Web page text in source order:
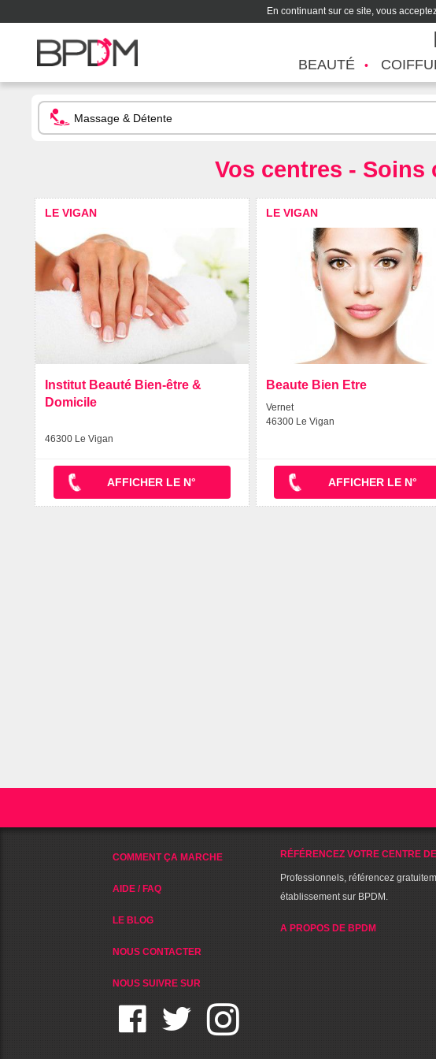
En continuant sur ce site, vous
BEAUTÉ
Vos centres - Soins
LE VIGAN
Institut Beauté Bien-être &
Domicile
46300 Le Vigan
AFFICHER LE N°
LE VIGAN
Beaute Bien Etre
Vernet
46300 Le Vigan
AFFICHER LE N°
COMMENT ÇA MARCHE
AIDE / FAQ
LE BLOG
NOUS CONTACTER
NOUS SUIVRE SUR
RÉFÉRENCEZ VOTRE CENTRE
Professionnels, référencez
établissement sur BPDM.
A PROPOS DE BPDM